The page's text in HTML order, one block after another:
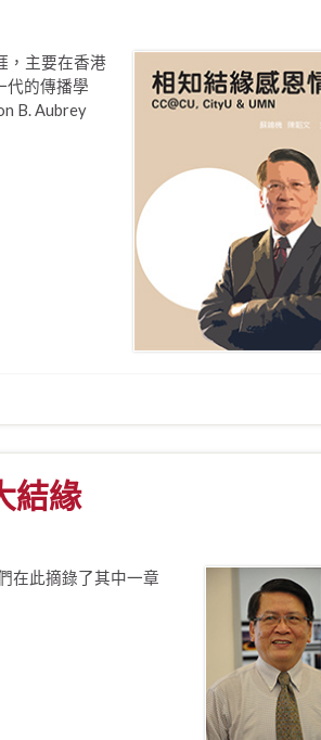
，主要在香港
代的傳播學
B. Aubrey
結緣
在此摘錄了其中一章